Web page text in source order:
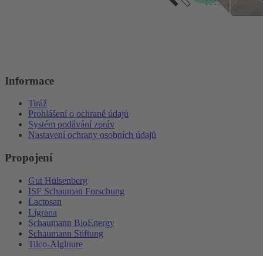
Informace
Tiráž
Prohlášení o ochraně údajů
Systém podávání zpráv
Nastavení ochrany osobních údajů
Propojení
Gut Hülsenberg
ISF Schauman Forschung
Lactosan
Ligrana
Schaumann BioEnergy
Schaumann Stiftung
Tilco-Alginure